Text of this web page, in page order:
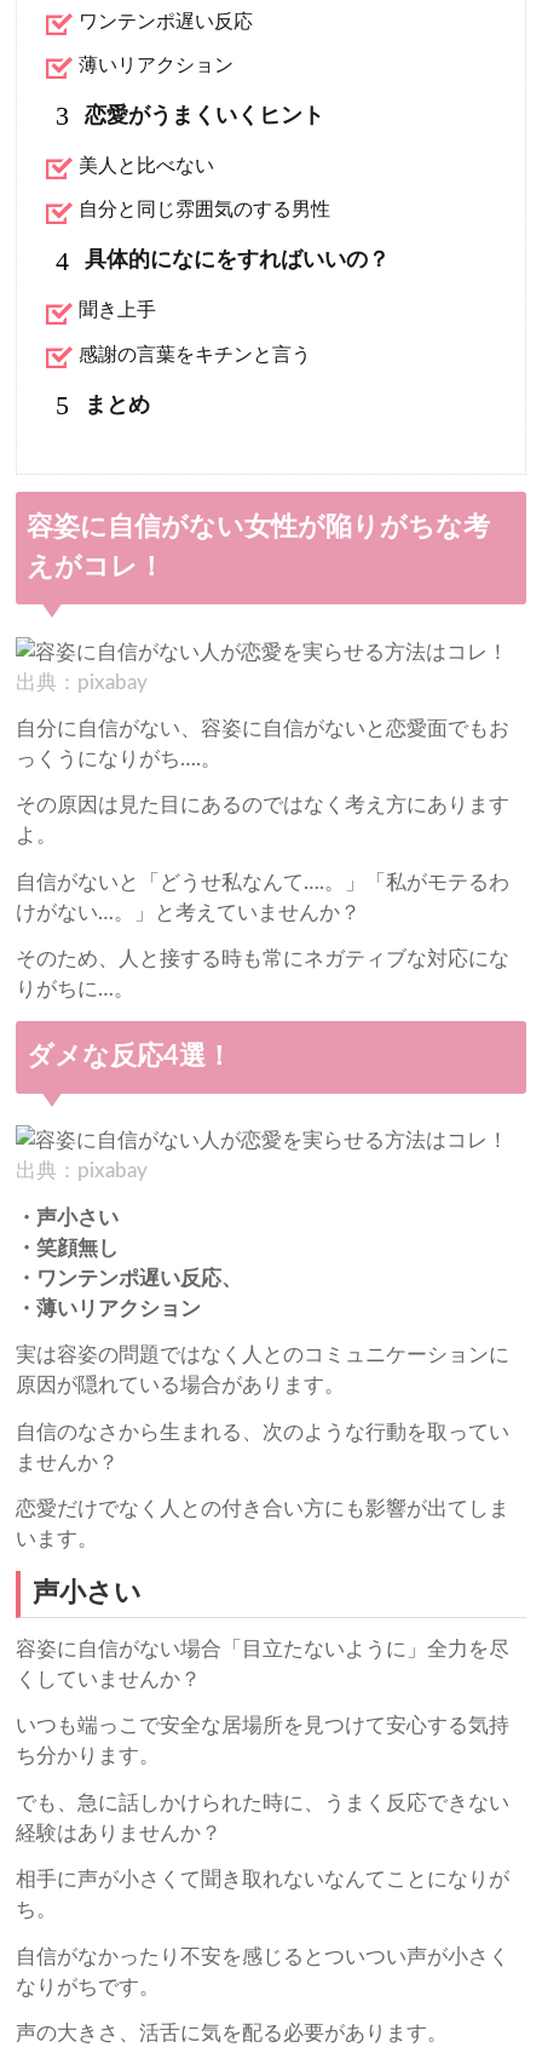
ワンテンポ遅い反応
薄いリアクション
3 恋愛がうまくいくヒント
美人と比べない
自分と同じ雰囲気のする男性
4 具体的になにをすればいいの？
聞き上手
感謝の言葉をキチンと言う
5 まとめ
容姿に自信がない女性が陥りがちな考
えがコレ！
出典：pixabay
自分に自信がない、容姿に自信がないと恋愛面でもお
っくうになりがち….。
その原因は見た目にあるのではなく考え方にあります
よ。
自信がないと「どうせ私なんて….。」「私がモテるわ
けがない…。」と考えていませんか？
そのため、人と接する時も常にネガティブな対応にな
りがちに…。
ダメな反応4選！
出典：pixabay
・声小さい
・笑顔無し
・ワンテンポ遅い反応、
・薄いリアクション
実は容姿の問題ではなく人とのコミュニケーションに
原因が隠れている場合があります。
自信のなさから生まれる、次のような行動を取ってい
ませんか？
恋愛だけでなく人との付き合い方にも影響が出てしま
います。
声小さい
容姿に自信がない場合「目立たないように」全力を尽
くしていませんか？
いつも端っこで安全な居場所を見つけて安心する気持
ち分かります。
でも、急に話しかけられた時に、うまく反応できない
経験はありませんか？
相手に声が小さくて聞き取れないなんてことになりが
ち。
自信がなかったり不安を感じるとついつい声が小さく
なりがちです。
声の大きさ、活舌に気を配る必要があります。